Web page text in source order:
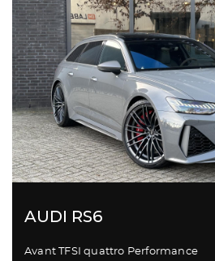
AUDI RS6
Avant TFSI quattro Performance